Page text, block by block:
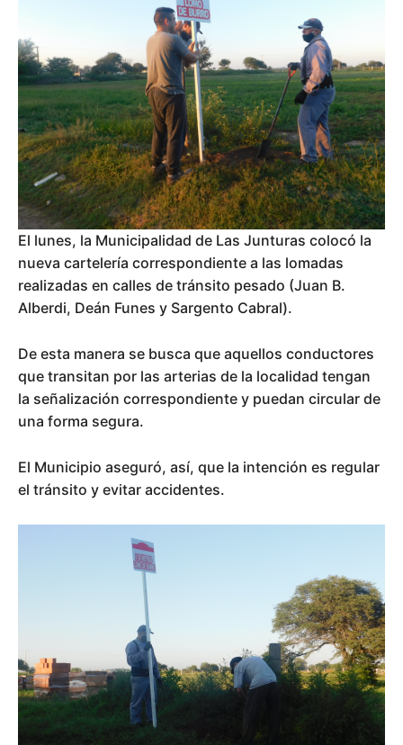
El lunes, la Municipalidad de Las Junturas colocó la
nueva cartelería correspondiente a las lomadas
realizadas en calles de tránsito pesado (Juan B.
Alberdi, Deán Funes y Sargento Cabral).
De esta manera se busca que aquellos conductores
que transitan por las arterias de la localidad tengan
la señalización correspondiente y puedan circular de
una forma segura.
El Municipio aseguró, así, que la intención es regular
el tránsito y evitar accidentes.